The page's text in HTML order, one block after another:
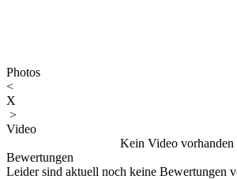
Photos
<
X
>
Video
Kein Video vorhanden
Bewertungen
Leider sind aktuell noch keine Bewertungen